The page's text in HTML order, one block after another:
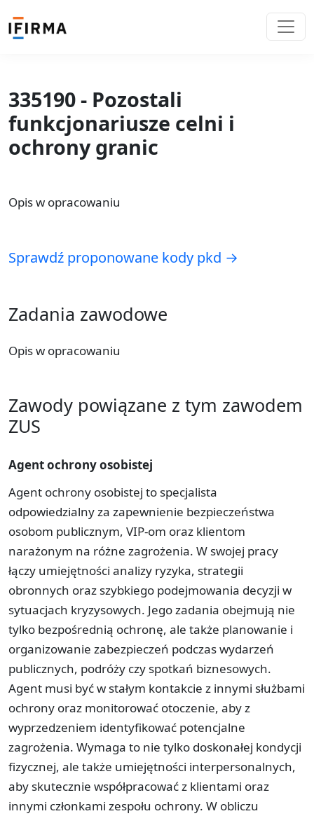
335190 - Pozostali
funkcjonariusze celni i
ochrony granic
Opis w opracowaniu
Sprawdź proponowane kody pkd →
Zadania zawodowe
Opis w opracowaniu
Zawody powiązane z tym zawodem
ZUS
Agent ochrony osobistej
Agent ochrony osobistej to specjalista
odpowiedzialny za zapewnienie bezpieczeństwa
osobom publicznym, VIP-om oraz klientom
narażonym na różne zagrożenia. W swojej pracy
łączy umiejętności analizy ryzyka, strategii
obronnych oraz szybkiego podejmowania decyzji w
sytuacjach kryzysowych. Jego zadania obejmują nie
tylko bezpośrednią ochronę, ale także planowanie i
organizowanie zabezpieczeń podczas wydarzeń
publicznych, podróży czy spotkań biznesowych.
Agent musi być w stałym kontakcie z innymi służbami
ochrony oraz monitorować otoczenie, aby z
wyprzedzeniem identyfikować potencjalne
zagrożenia. Wymaga to nie tylko doskonałej kondycji
fizycznej, ale także umiejętności interpersonalnych,
aby skutecznie współpracować z klientami oraz
innymi członkami zespołu ochrony. W obliczu